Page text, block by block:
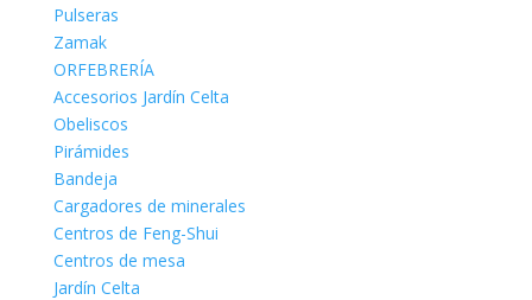
Pulseras
Zamak
ORFEBRERÍA
Accesorios Jardín Celta
Obeliscos
Pirámides
Bandeja
Cargadores de minerales
Centros de Feng-Shui
Centros de mesa
Jardín Celta